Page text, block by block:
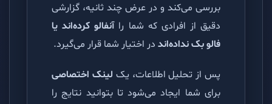
بررسی می‌کند و در عرض چند ثانیه، گزارشی
دقیق از افرادی که شما راآنفالو کرده‌اند یا
فالو بک نداده‌اند در اختیار شما قرار می‌گیرد.
پس از تحلیل اطلاعات، یک لینک اختصاصی
برای شما ایجاد می‌شود تا بتوانید نتایج را